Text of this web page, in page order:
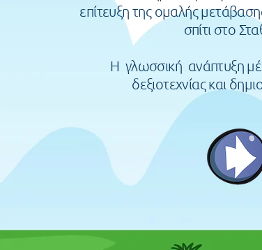
επίτευξη της ομαλής
σπίτι στο
Η γλωσσική ανάπτυξη
δεξιοτεχνίας και